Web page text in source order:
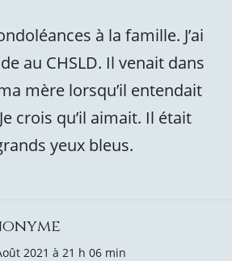
à la famille. J’ai
au CHSLD. Il venait dans
mère lorsqu’il entendait
crois qu’il aimait. Il était
yeux bleus.
2021 à 21 h 06 min